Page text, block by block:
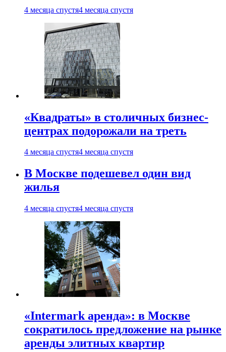
4 месяца спустя4 месяца спустя
«Квадраты» в столичных бизнес-
центрах подорожали на треть
4 месяца спустя4 месяца спустя
В Москве подешевел один вид
жилья
4 месяца спустя4 месяца спустя
«Intermark аренда»: в Москве
сократилось предложение на рынке
аренды элитных квартир